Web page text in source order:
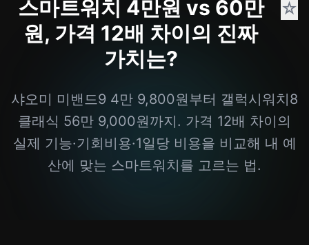
스마트워치 4만원 vs 60만
원, 가격 12배 차이의 진짜
가치는?
☆
샤오미 미밴드9 4만 9,800원부터 갤럭시워치8
클래식 56만 9,000원까지. 가격 12배 차이의
실제 기능·기회비용·1일당 비용을 비교해 내 예
산에 맞는 스마트워치를 고르는 법.